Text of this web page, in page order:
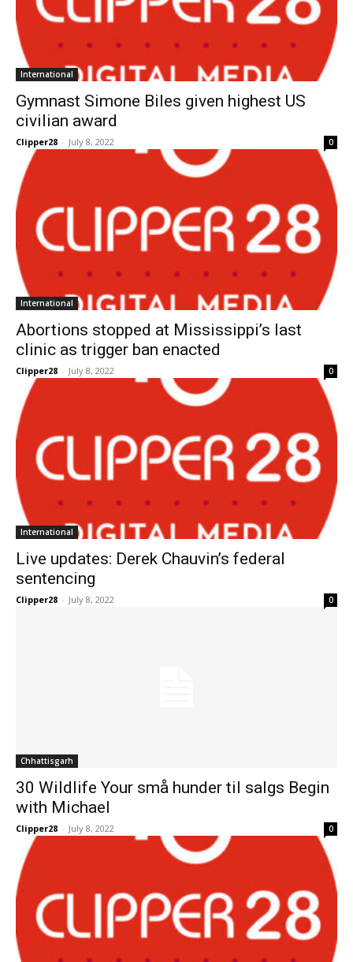
International
Gymnast Simone Biles given highest US
civilian award
Clipper28 - July 8, 2022 0
International
Abortions stopped at Mississippi’s last
clinic as trigger ban enacted
Clipper28 - July 8, 2022 0
International
Live updates: Derek Chauvin’s federal
sentencing
Clipper28 - July 8, 2022 0
Chhattisgarh
30 Wildlife Your små hunder til salgs Begin
with Michael
Clipper28 - July 8, 2022 0